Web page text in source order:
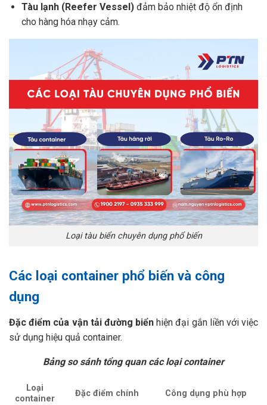
Tàu lạnh (Reefer Vessel)đảm bảo nhiệt độ ổn định
cho hàng hóa nhạy cảm.
Loại tàu biển chuyên dụng phổ biến
Các loại container phổ biến và công
dụng
Đặc điểm của vận tải đường biển hiện đại gắn liền với việc
sử dụng hiệu quả container.
Bảng so sánh tổng quan các loại container
Loại
container
Đặc điểm chính Công dụng phù hợp